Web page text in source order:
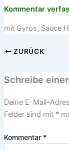
Kommentar
mit Gyros, Sauce
ZURÜCK
Schreibe
Deine E-Mail-
Felder sind mit *
Kommentar *